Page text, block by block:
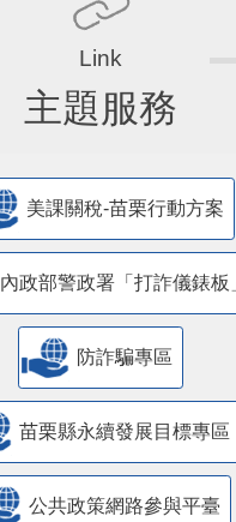
主題服務
美課關稅-苗栗行動方案
內政部警政署「打詐儀錶板
防詐騙專區
苗栗縣永續發展目標專區
公共政策網路參與平臺